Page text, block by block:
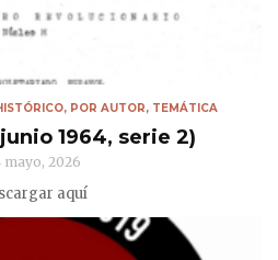
, POR AUTOR, TEMÁTICA
1964, serie 2)
mayo, 2026
aquí